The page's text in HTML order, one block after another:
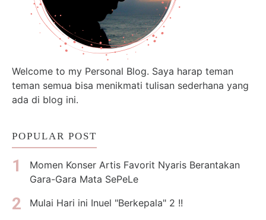
Welcome to my Personal Blog. Saya harap teman
teman semua bisa menikmati tulisan sederhana yang
ada di blog ini.
POPULAR POST
Momen Konser Artis Favorit Nyaris Berantakan
Gara-Gara Mata SePeLe
Mulai Hari ini Inuel "Berkepala" 2 !!